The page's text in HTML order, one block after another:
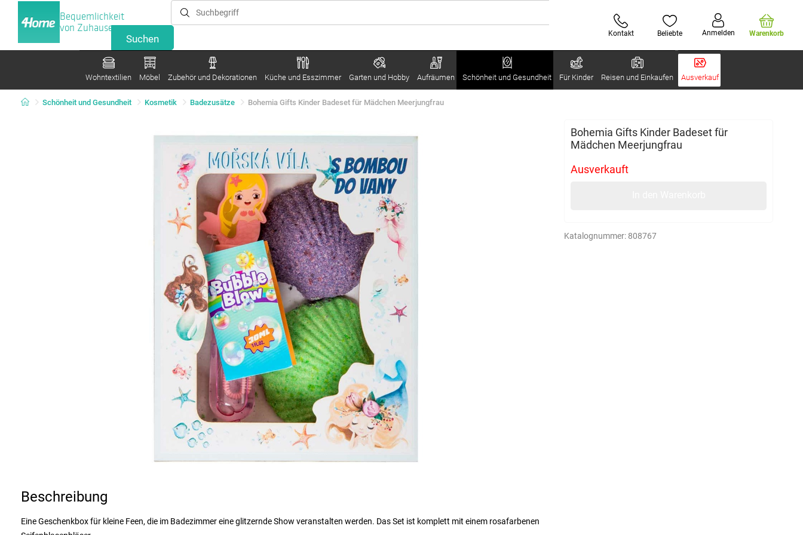
Bequemlichkeit
von Zuhause
Kontakt Beliebte Anmelden Warenkorb
Wohntextilien Möbel Zubehör und Dekorationen Küche und Esszimmer Garten und Hobby Aufräumen Schönheit und Gesundheit Für Kinder Reisen und Einkaufen Ausverkauf
Schönheit und Gesundheit Kosmetik Badezusätze Bohemia Gifts Kinder Badeset für Mädchen Meerjungfrau
Bohemia Gifts Kinder Badeset für
Mädchen Meerjungfrau
Ausverkauft
Katalognummer: 808767
Beschreibung
Eine Geschenkbox für kleine Feen, die im Badezimmer eine glitzernde Show veranstalten werden. Das Set ist komplett mit einem rosafarbenen